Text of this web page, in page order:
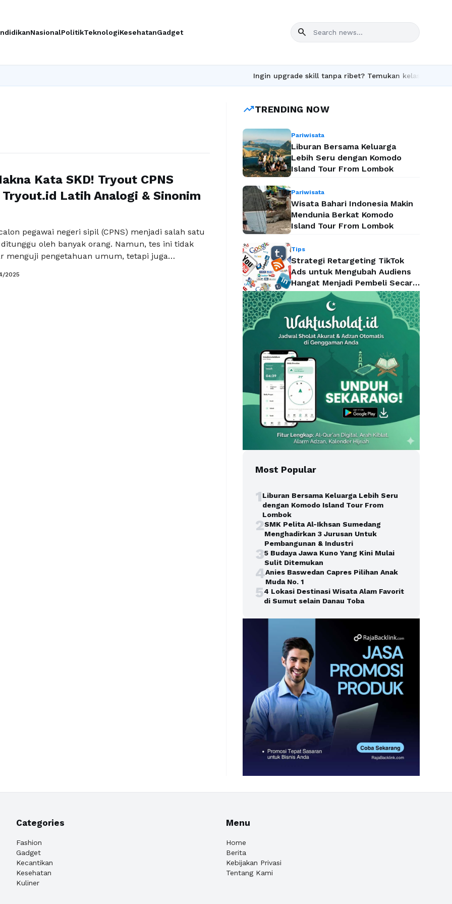
NasionalPolitikTeknologiKesehatanGadget search
Ingin upgrade skill tanpa ribet? Temukan kelas seru dan
Kata SKD! Tryout CPNS
Latih Analogi & Sinonim
pegawai negeri sipil (CPNS) menjadi salah satu
oleh banyak orang. Namun, tes ini tidak
menguji pengetahuan umum, tetapi juga
diri menghadapi ujian ini, sangat penting
2025
trending_upTRENDING NOW
Pariwisata
Liburan Bersama Keluarga
Lebih Seru dengan Komodo
Island Tour From Lombok
Pariwisata
Wisata Bahari Indonesia Makin
Mendunia Berkat Komodo
Island Tour From Lombok
Tips
Strategi Retargeting TikTok
Ads untuk Mengubah Audiens
Hangat Menjadi Pembeli Secara
Efektif
Most Popular
1Liburan Bersama Keluarga Lebih Seru
dengan Komodo Island Tour From
Lombok
2SMK Pelita Al-Ikhsan Sumedang
Menghadirkan 3 Jurusan Untuk
Pembangunan & Industri
35 Budaya Jawa Kuno Yang Kini Mulai
Sulit Ditemukan
4Anies Baswedan Capres Pilihan Anak
Muda No. 1
54 Lokasi Destinasi Wisata Alam Favorit
di Sumut selain Danau Toba
Categories
Fashion
Gadget
Kecantikan
Kesehatan
Kuliner
Menu
Home
Berita
Kebijakan Privasi
Tentang Kami